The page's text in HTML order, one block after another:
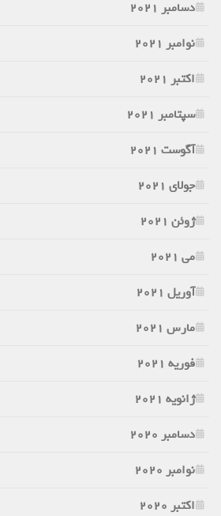
دسامبر 2021
نوامبر 2021
اکتبر 2021
سپتامبر 2021
آگوست 2021
جولای 2021
ژوئن 2021
می 2021
آوریل 2021
مارس 2021
فوریه 2021
ژانویه 2021
دسامبر 2020
نوامبر 2020
اکتبر 2020